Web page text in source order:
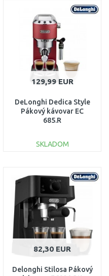
Porovnať
129,99 EUR
DeLonghi Dedica Style
Pákový kávovar EC
685.R
SKLADOM
Porovnať
82,30 EUR
Delonghi Stilosa Pákový